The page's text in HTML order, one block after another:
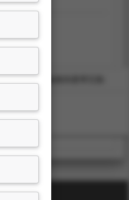
學術服務與產學互動